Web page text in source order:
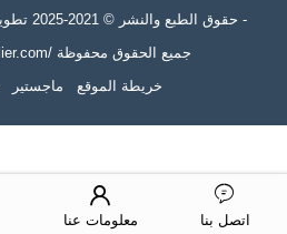
حقوق
http://helmetsupplier.com/ جميع الحقوق محفوظة
خريطة الموقع
ماجستير
معلومات عنا اتصل بنا